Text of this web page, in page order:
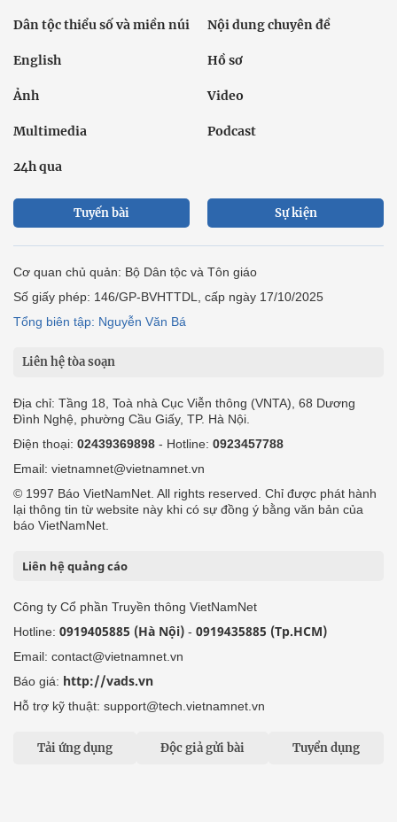
Dân tộc thiểu số và miền núi Nội dung chuyên đề
English Hồ sơ
Ảnh Video
Multimedia Podcast
24h qua
Tuyến bài Sự kiện
Cơ quan chủ quản: Bộ Dân tộc và Tôn giáo
Số giấy phép: 146/GP-BVHTTDL, cấp ngày 17/10/2025
Tổng biên tập: Nguyễn Văn Bá
Liên hệ tòa soạn
Địa chỉ: Tầng 18, Toà nhà Cục Viễn thông (VNTA), 68 Dương
Đình Nghệ, phường Cầu Giấy, TP. Hà Nội.
Điện thoại: 02439369898 - Hotline: 0923457788
Email: vietnamnet@vietnamnet.vn
© 1997 Báo VietNamNet. All rights reserved. Chỉ được phát hành
lại thông tin từ website này khi có sự đồng ý bằng văn bản của
báo VietNamNet.
Liên hệ quảng cáo
Công ty Cổ phần Truyền thông VietNamNet
Hotline: 0919405885 (Hà Nội) - 0919435885 (Tp.HCM)
Email: contact@vietnamnet.vn
Báo giá: http://vads.vn
Hỗ trợ kỹ thuật: support@tech.vietnamnet.vn
Tải ứng dụng Độc giả gửi bài Tuyển dụng